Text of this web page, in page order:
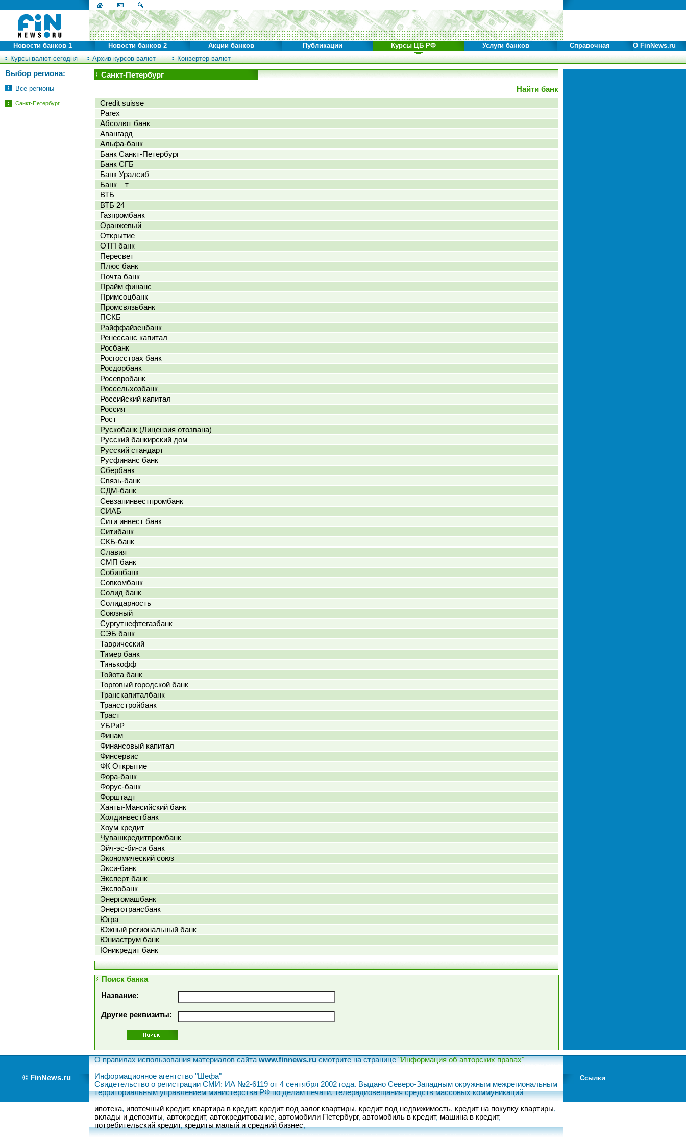
Курсы валют сегодня Архив курсов валют Конвертер валют
Новости банков 1 Новости банков 2 Акции банков Публикации Курсы ЦБ РФ Услуги банков Справочная О FinNews.ru
Выбор региона:
Все регионы
Санкт-Петербург
Санкт-Петербург
Найти банк
Credit suisse
Parex
Абсолют банк
Авангард
Альфа-банк
Банк Санкт-Петербург
Банк СГБ
Банк Уралсиб
Банк – т
ВТБ
ВТБ 24
Газпромбанк
Оранжевый
Открытие
ОТП банк
Пересвет
Плюс банк
Почта банк
Прайм финанс
Примсоцбанк
Промсвязьбанк
ПСКБ
Райффайзенбанк
Ренессанс капитал
Росбанк
Росгосстрах банк
Росдорбанк
Росевробанк
Россельхозбанк
Российский капитал
Россия
Рост
Рускобанк (Лицензия отозвана)
Русский банкирский дом
Русский стандарт
Русфинанс банк
Сбербанк
Связь-банк
СДМ-банк
Севзапинвестпромбанк
СИАБ
Сити инвест банк
Ситибанк
СКБ-банк
Славия
СМП банк
Собинбанк
Совкомбанк
Солид банк
Солидарность
Союзный
Сургутнефтегазбанк
СЭБ банк
Таврический
Тимер банк
Тинькофф
Тойота банк
Торговый городской банк
Транскапиталбанк
Трансстройбанк
Траст
УБРиР
Финам
Финансовый капитал
Финсервис
ФК Открытие
Фора-банк
Форус-банк
Форштадт
Ханты-Мансийский банк
Холдинвестбанк
Хоум кредит
Чувашкредитпромбанк
Эйч-эс-би-си банк
Экономический союз
Экси-банк
Эксперт банк
Экспобанк
Энергомашбанк
Энерготрансбанк
Югра
Южный региональный банк
Юниаструм банк
Юникредит банк
Поиск банка
Название:
Другие реквизиты:
© FinNews.ru
О правилах использования материалов сайтаwww.finnews.ruсмотрите на странице"Информация об авторских правах"
Информационное агентство "Шефа"
Свидетельство о регистрации СМИ: ИА №2-6119 от 4 сентября 2002 года. Выдано Северо-Западным окружным межрегиональным
территориальным управлением министерства РФ по делам печати, телерадиовещания средств массовых коммуникаций
ипотека, ипотечный кредит, квартира в кредит, кредит под залог квартиры, кредит под недвижимость, кредит на покупку квартиры,
вклады и депозиты, автокредит, автокредитование, автомобили Петербург, автомобиль в кредит, машина в кредит,
потребительский кредит, кредиты малый и средний бизнес,
Ссылки